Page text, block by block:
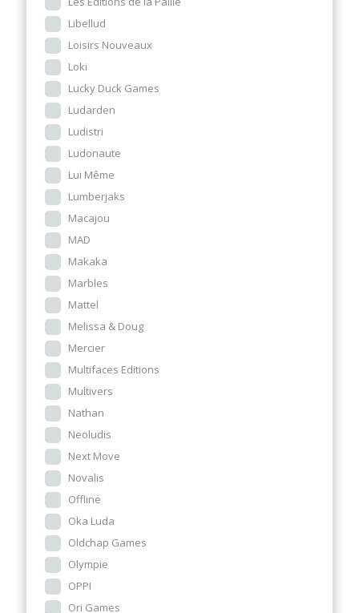
Libellud
Loisirs Nouveaux
Loki
Lucky Duck Games
Ludarden
Ludistri
Ludonaute
Lui Même
Lumberjaks
Macajou
MAD
Makaka
Marbles
Mattel
Melissa & Doug
Mercier
Multifaces Editions
Multivers
Nathan
Neoludis
Next Move
Novalis
Offline
Oka Luda
Oldchap Games
Olympie
OPPI
Ori Games